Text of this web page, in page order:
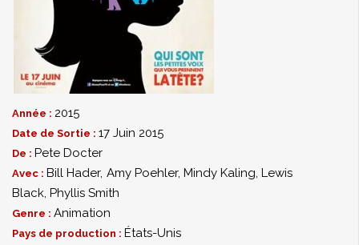
Année : 2015
Date de Sortie : 17 Juin 2015
De : Pete Docter
Avec : Bill Hader, Amy Poehler, Mindy Kaling, Lewis
Black, Phyllis Smith
Genre : Animation
Pays de production : États-Unis